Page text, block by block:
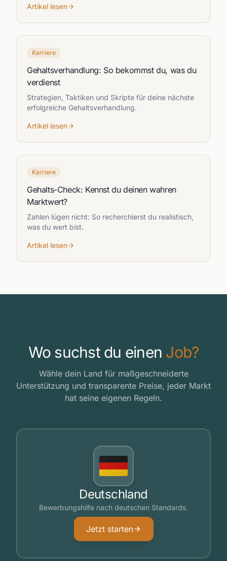
Artikel lesen
Karriere
Gehaltsverhandlung: So bekommst du, was du
verdienst
Strategien, Taktiken und Skripte für deine nächste
erfolgreiche Gehaltsverhandlung.
Artikel lesen
Karriere
Gehalts-Check: Kennst du deinen wahren
Marktwert?
Zahlen lügen nicht: So recherchierst du realistisch,
was du wert bist.
Artikel lesen
Wo suchst du einen Job?
Wähle dein Land für maßgeschneiderte
Unterstützung und transparente Preise, jeder Markt
hat seine eigenen Regeln.
Deutschland
Bewerbungshilfe nach deutschen Standards.
Jetzt starten